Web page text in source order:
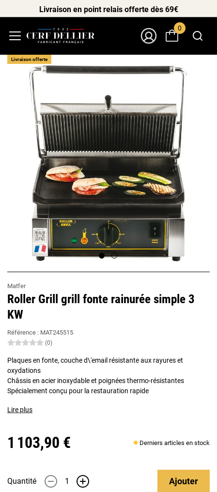
Livraison en point relais offerte dès 69€
0
Matfer
Roller Grill grill fonte rainurée simple 3
KW
Référence : MAT245515
(0)
Plaques en fonte, couche d\'email résistante aux rayures et
oxydations
Châssis en acier inoxydable et poignées thermo-résistantes
Spécialement conçu pour la restauration rapide
Lire plus
1 103,90 € Derniers articles en stock
Quantité - + Ajouter
Livraison offerte